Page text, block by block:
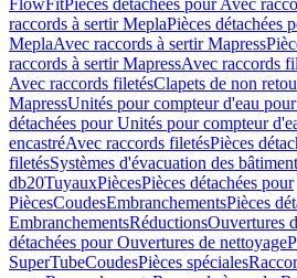
FlowFitPièces détachées pour Avec
raccords à sertir MeplaPièces détachées
MeplaAvec raccords à sertir Mapress
raccords à sertir MapressAvec raccords
Avec raccords filetésClapets de non
MapressUnités pour compteur d'eau
détachées pour Unités pour compteur
encastréAvec raccords filetésPièces
filetésSystèmes d'évacuation des
db20TuyauxPiècesPièces détachées pour
PiècesCoudesEmbranchementsPièces
EmbranchementsRéductionsOuvertures
détachées pour Ouvertures de nettoyage
SuperTubeCoudesPièces spéciales